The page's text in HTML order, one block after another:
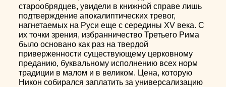
старообрядцев, увидели в книжной справе лишь
подтверждение апокалиптических тревог,
нагнетаемых на Руси еще с середины XV века. С
их точки зрения, избранничество Третьего Рима
было основано как раз на твердой
приверженности существующему церковному
преданию, буквальному исполнению всех норм
традиции в малом и в великом. Цена, которую
Никон собирался заплатить за универсализацию